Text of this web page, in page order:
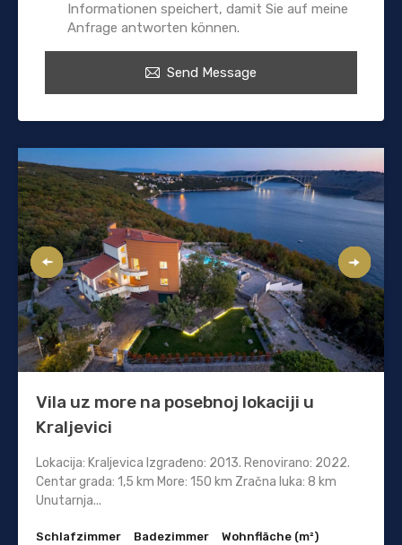
Informationen speichert, damit Sie auf meine
Anfrage antworten können.
Send Message
Vila uz more na posebnoj lokaciji u
Kraljevici
Lokacija: Kraljevica Izgrađeno: 2013. Renovirano: 2022.
Centar grada: 1,5 km More: 150 km Zračna luka: 8 km
Unutarnja...
Schlafzimmer
Badezimmer
Wohnfläche (m²)